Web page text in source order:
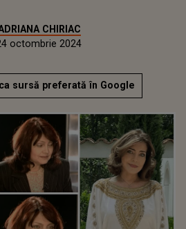
CHIRIAC
octombrie 2024
sursă preferată în Google